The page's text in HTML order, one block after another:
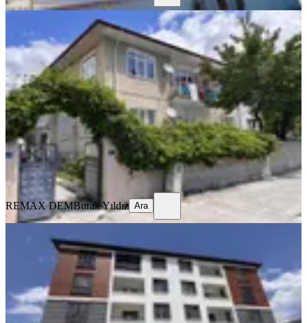
BALKONLU
Remax Dem'den İnönü Mah. Kiralık
3+1 Daire
Merkez, Yavuz Selim Mahallesi
3+1·125 m²·Yüksek giriş ·23.07.2026
13.000 ₺
REMAX DEMBurak Yıldız
Ara
REMAX DEMBurak Yıldız Ara
Remax Dem'den Cumhuriyet Mah.
2+1 Kiralık Daire
Merkez, Başbağlar Mahallesi
2+1·90 m²· 1. Kat 19.07.2026